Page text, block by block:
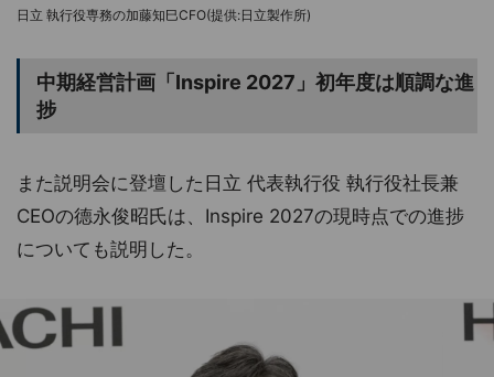
日立 執行役専務の加藤知巳CFO(提供:日立製作所)
中期経営計画「Inspire 2027」初年度は順調な進
捗
また説明会に登壇した日立 代表執行役 執行役社長兼
CEOの德永俊昭氏は、Inspire 2027の現時点での進捗
についても説明した。